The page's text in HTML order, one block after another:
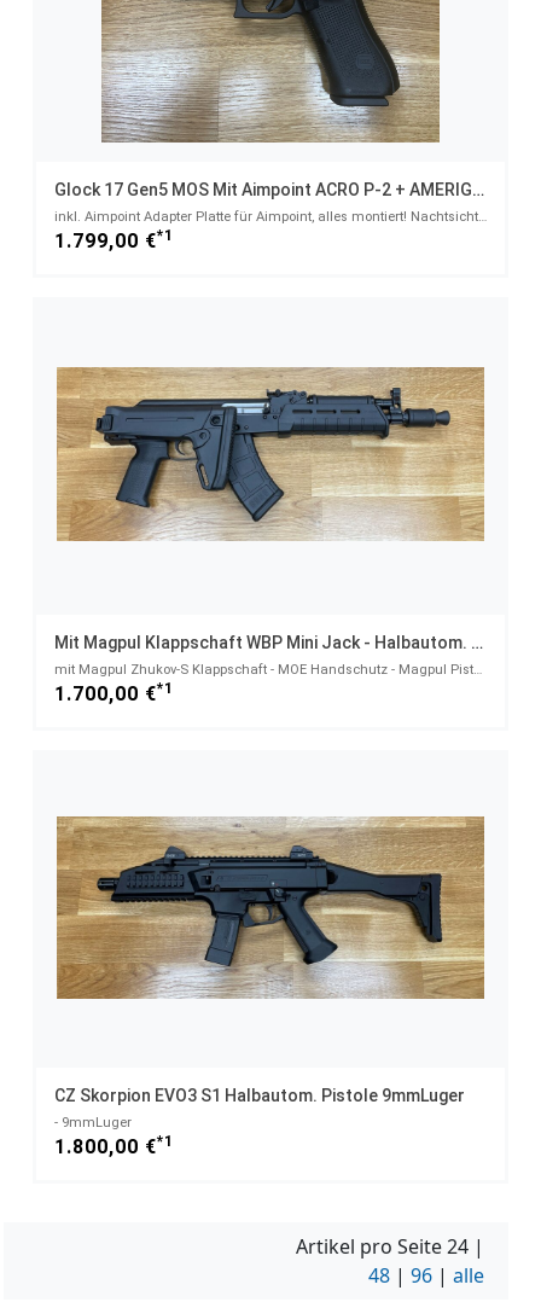
Glock 17 Gen5 MOS Mit Aimpoint ACRO P-2 + AMERIGLO SD Sights
inkl. Aimpoint Adapter Platte für Aimpoint, alles montiert! Nachtsichtstufen - 9mmLuger
1.799,00 €*1
Mit Magpul Klappschaft WBP Mini Jack - Halbautom. Pistole 7,62x39
mit Magpul Zhukov-S Klappschaft - MOE Handschutz - Magpul Pistolengriff - Made in Poland - System AK
1.700,00 €*1
CZ Skorpion EVO3 S1 Halbautom. Pistole 9mmLuger
- 9mmLuger
1.800,00 €*1
Artikel pro Seite24 |
48 | 96 | alle